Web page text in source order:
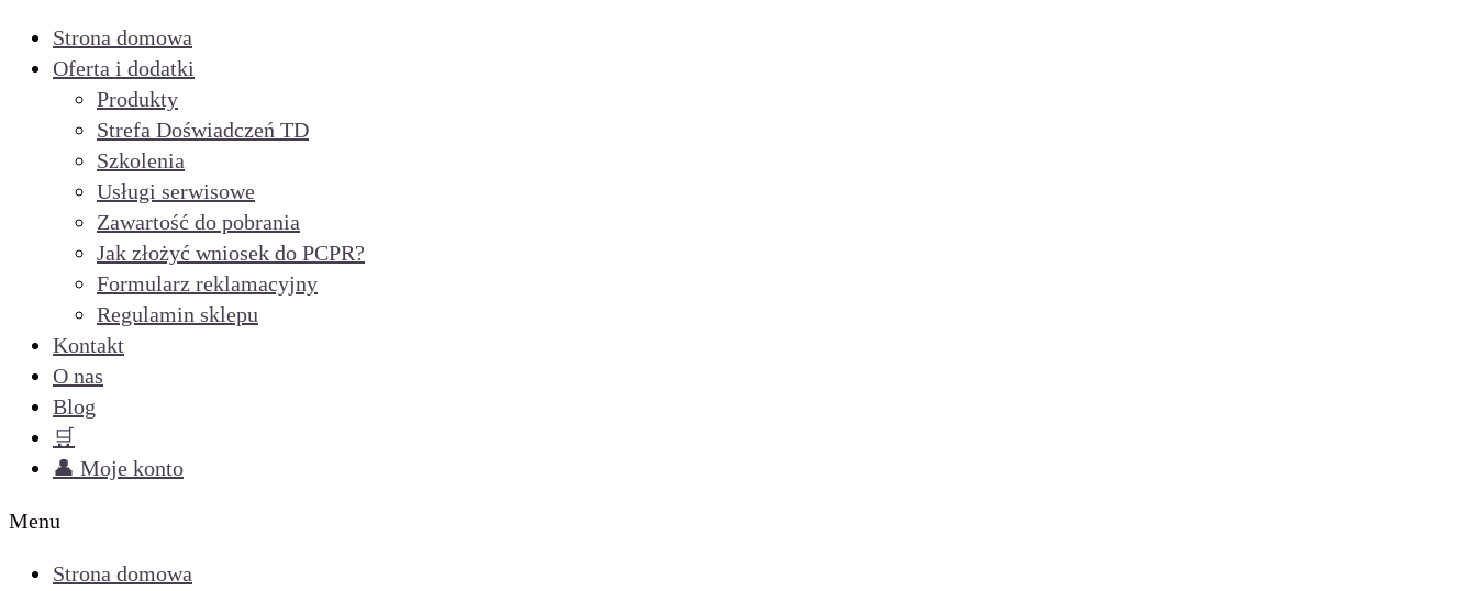
Strona domowa
Oferta i dodatki
Produkty
Strefa Doświadczeń TD
Szkolenia
Usługi serwisowe
Zawartość do pobrania
Jak złożyć wniosek do PCPR?
Formularz reklamacyjny
Regulamin sklepu
Kontakt
O nas
Blog
🛒
👤 Moje konto
Menu
Strona domowa